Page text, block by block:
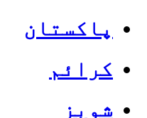
پاکستان
کرائم
شوبز